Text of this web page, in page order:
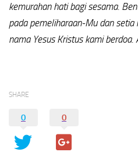
kemurahan hati bagi sesama.
pada pemeliharaan-Mu dan setia
nama Yesus Kristus kami berdoa.
SHARE
0 0